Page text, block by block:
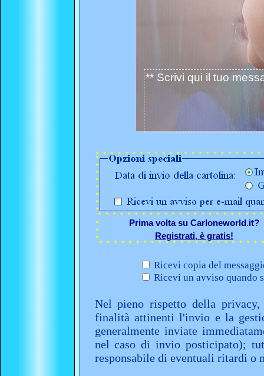
Prima volta su Carloneworld.it?
Registrati, è gratis!
Ricevi copia del
Ricevi un avviso quando
Nel pieno rispetto della
finalità attinenti l'invio e la
generalmente inviate
nel caso di invio posticipato);
responsabile di eventuali ritardi o